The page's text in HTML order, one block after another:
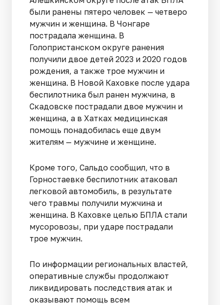
были ранены пятеро человек — четверо
мужчин и женщина. В Чонгаре
пострадала женщина. В
Голопристанском округе ранения
получили двое детей 2023 и 2020 годов
рождения, а также трое мужчин и
женщина. В Новой Каховке после удара
беспилотника был ранен мужчина, в
Скадовске пострадали двое мужчин и
женщина, а в Хатках медицинская
помощь понадобилась еще двум
жителям — мужчине и женщине.
Кроме того, Сальдо сообщил, что в
Горностаевке беспилотник атаковал
легковой автомобиль, в результате
чего травмы получили мужчина и
женщина. В Каховке целью БПЛА стали
мусоровозы, при ударе пострадали
трое мужчин.
По информации региональных властей,
оперативные службы продолжают
ликвидировать последствия атак и
оказывают помощь всем